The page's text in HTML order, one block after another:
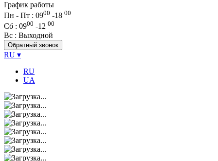
График работы
Пн - Пт : 0900 -18 00
Сб : 0900 -12 00
Вс : Выходной
Обратный звонок
RU ▾
RU
UA